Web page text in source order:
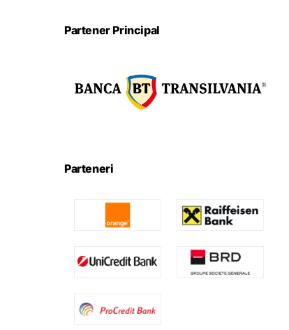
Partener Principal
Parteneri